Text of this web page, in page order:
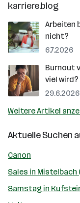
karriere.blog
Arbeiten
nicht?
6.7.2026
Burnout
viel wird?
29.6.2026
Weitere Artikel
Aktuelle Suchen
Canon
Sales in Mistelbach
Samstag in